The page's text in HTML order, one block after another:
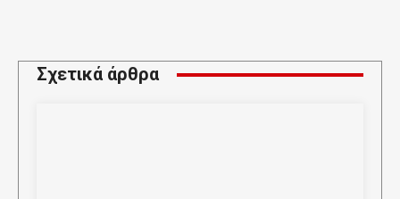
Σχετικά άρθρα